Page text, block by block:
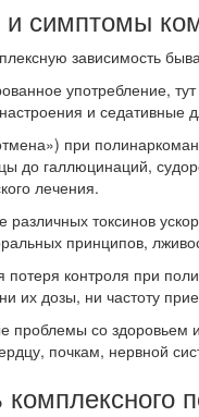
и симптомы
зависимость
употребление,
и седативные
при
до галлюцинаций,
лечения.
различных токсинов
принципов,
потеря контроля при
их дозы, ни частоту
проблемы со здоровьем
почкам, нервной